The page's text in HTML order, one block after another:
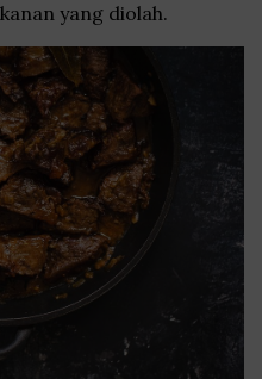
yang diolah.